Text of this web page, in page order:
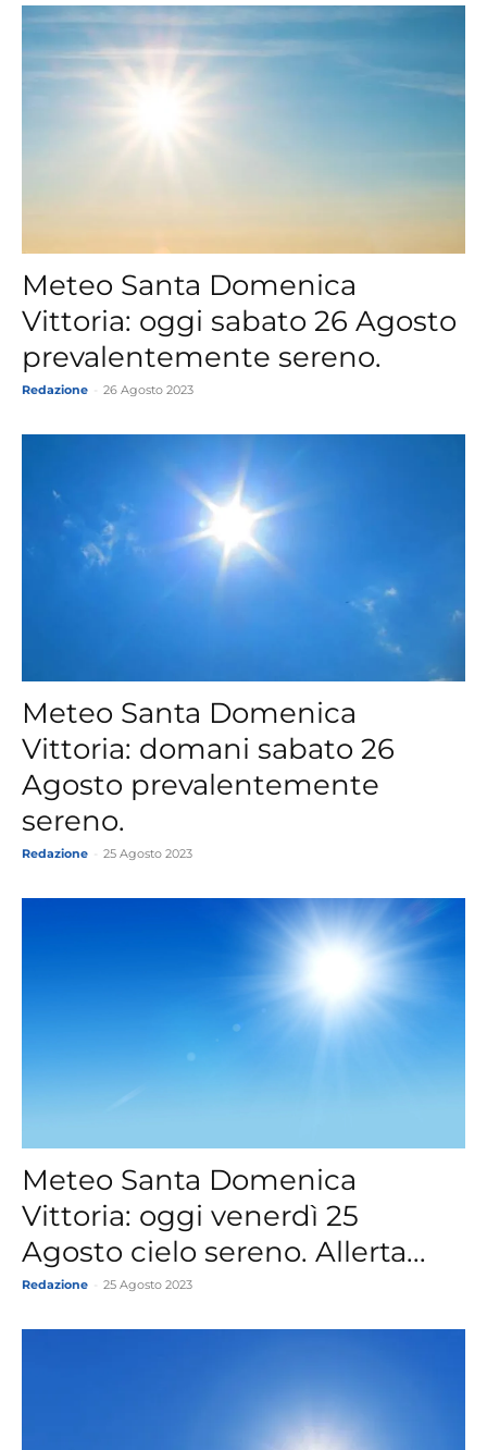
Meteo Santa Domenica
Vittoria: oggi sabato 26 Agosto
prevalentemente sereno.
Redazione 26 Agosto 2023
Meteo Santa Domenica
Vittoria: domani sabato 26
Agosto prevalentemente
sereno.
Redazione 25 Agosto 2023
Meteo Santa Domenica
Vittoria: oggi venerdì 25
Agosto cielo sereno. Allerta...
Redazione 25 Agosto 2023